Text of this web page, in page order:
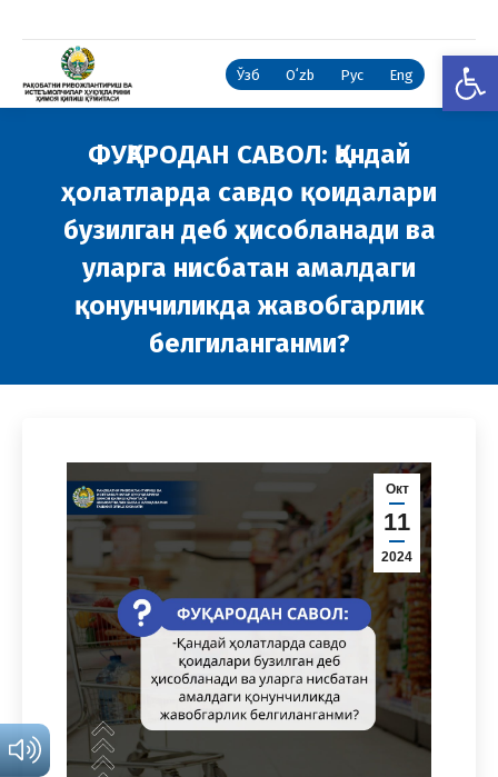
Ўзб Oʻzb Рус Eng
ФУҚАРОДАН САВОЛ: Қандай
ҳолатларда савдо қоидалари
бузилган деб ҳисобланади ва
уларга нисбатан амалдаги
қонунчиликда жавобгарлик
белгиланганми?
Окт
11
2024